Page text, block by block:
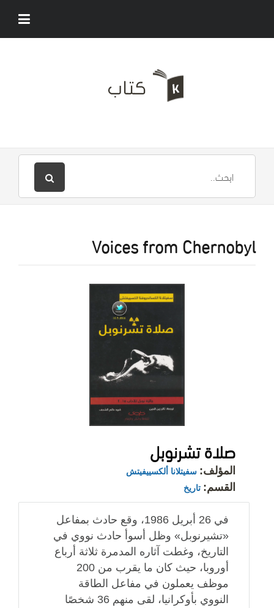
Voices from Chernobyl
صلاة تشرنوبل
المؤلف: سفيتلانا ألكسييفيتش
القسم: تاريخ
في 26 أبريل 1986، وقع حادث بمفاعل
«تشيرنوبل» وظل أسوأ حادث نووي في
التاريخ، وغطت آثاره المدمرة ثلاثة أرباع
أوروبا، حيث كان ما يقرب من 200
موظف يعملون في مفاعل الطاقة
النووي بأوكرانيا، لقى منهم 36 شخصًا